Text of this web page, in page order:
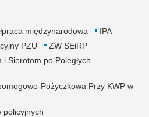
międzynarodowa
IPA
PZU
ZW SEiRP
Sierotom po Poległych
Pożyczkowa Przy KWP w
policyjnych